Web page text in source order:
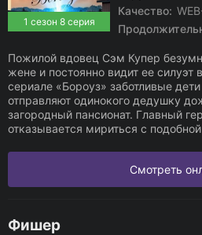
1 сезон 8 серия
Качество:
Пожилой вдовец Сэм Купер
жене и постоянно видит ее силуэт
сериале «Бороуз» заботливые
отправляют одинокого дедушку
загородный пансионат. Главный
отказывается мириться с подобной
Смотреть
Фишер